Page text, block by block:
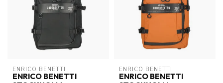
ENRICO BENETTI
ENRICO BENETTI
ENRICO BENETTI
ENRICO BENETTI